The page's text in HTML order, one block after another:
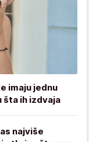
imaju jednu
šta ih izdvaja
najviše